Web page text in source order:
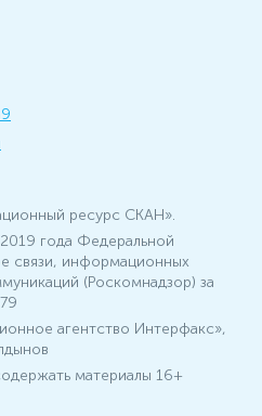
ресурс СКАН».
года Федеральной
связи, информационных
(Роскомнадзор) за
агентство Интерфакс»,
материалы 16+